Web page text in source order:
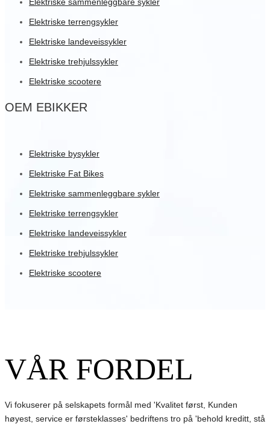
Elektriske terrengsykler
Elektriske landeveissykler
Elektriske trehjulssykler
Elektriske scootere
OEM EBIKKER
Elektriske bysykler
Elektriske Fat Bikes
Elektriske sammenleggbare sykler
Elektriske terrengsykler
Elektriske landeveissykler
Elektriske trehjulssykler
Elektriske scootere
VÅR FORDEL
Vi fokuserer på selskapets formål med 'Kvalitet først, Kunden
høyest, service er førsteklasses' bedriftens tro på 'behold kreditt, stå